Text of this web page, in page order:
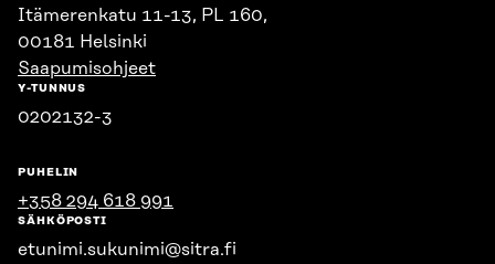
Itämerenkatu 11-13, PL 160,
00181 Helsinki
Saapumisohjeet
Y-TUNNUS
0202132-3
PUHELIN
+358 294 618 991
SÄHKÖPOSTI
etunimi.sukunimi@sitra.fi